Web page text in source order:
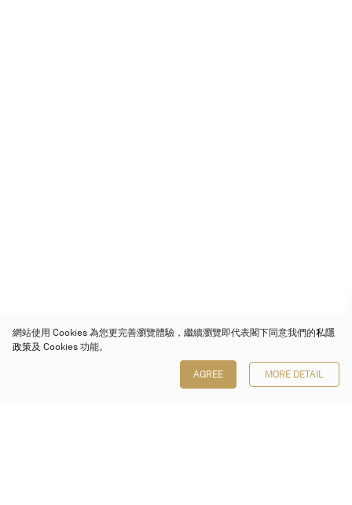
網站使用 Cookies 為您更完善瀏覽體驗，繼續瀏覽即代表閣下同意我們的私隱
政策及 Cookies 功能。
AGREE MORE DETAIL